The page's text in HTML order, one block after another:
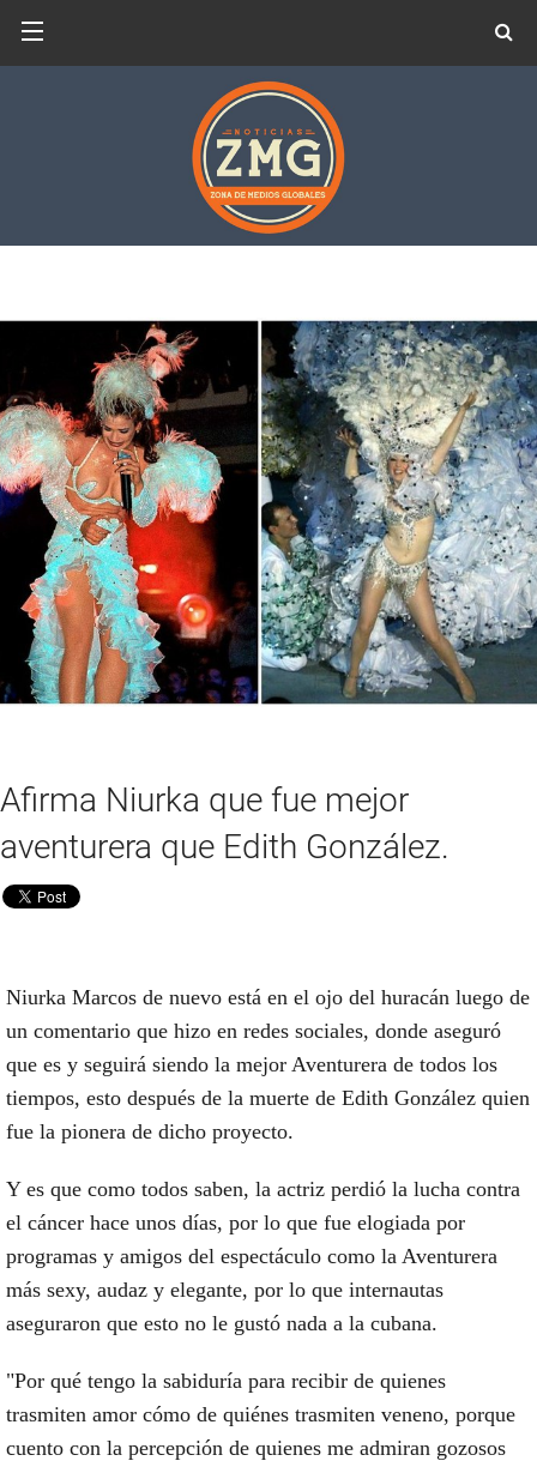
Afirma Niurka que fue mejor
aventurera que Edith González.
Niurka Marcos de nuevo está en el ojo del huracán luego de
un comentario que hizo en redes sociales, donde aseguró
que es y seguirá siendo la mejor Aventurera de todos los
tiempos, esto después de la muerte de Edith González quien
fue la pionera de dicho proyecto.
Y es que como todos saben, la actriz perdió la lucha contra
el cáncer hace unos días, por lo que fue elogiada por
programas y amigos del espectáculo como la Aventurera
más sexy, audaz y elegante, por lo que internautas
aseguraron que esto no le gustó nada a la cubana.
"Por qué tengo la sabiduría para recibir de quienes
trasmiten amor cómo de quiénes trasmiten veneno, porque
cuento con la percepción de quienes me admiran gozosos